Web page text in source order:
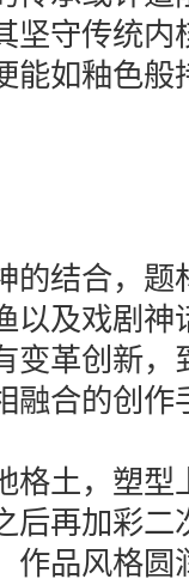
坚守传统
能如釉色般
结合，题
以及戏剧神
变革创新，
融合的创作
土，塑型
后再加彩二
作品风格圆